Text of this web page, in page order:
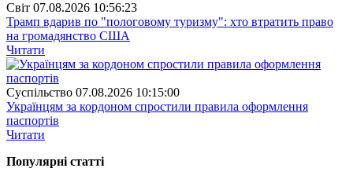
Свiт 07.08.2026 10:56:23
Трамп вдарив по "пологовому туризму": хто втратить право
на громадянство США
Читати
Суспiльство 07.08.2026 10:15:00
Українцям за кордоном спростили правила оформлення
паспортів
Читати
Популярнi статтi